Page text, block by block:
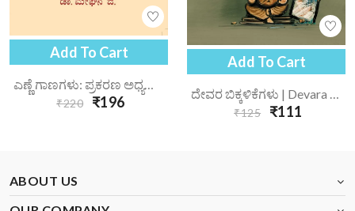
Add To Cart
ಎಣ್ಣೆ ಗಾಣಗಳು: ಪ್ರಕರಣ ಅಧ್ಯಯನ | Enne Gaanagalu Prakarana Adhyayana
₹220 ₹196
Add To Cart
₹125 ₹111
ABOUT US